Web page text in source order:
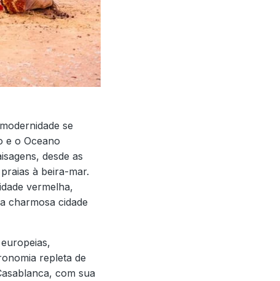
se
e o Oceano
desde as
à beira-mar.
vermelha,
charmosa cidade
repleta de
com sua